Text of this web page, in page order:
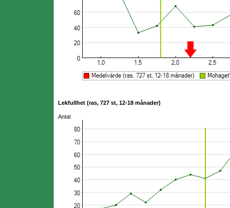
Lekfullhet (ras, 727 st, 12-18 månader)
Antal